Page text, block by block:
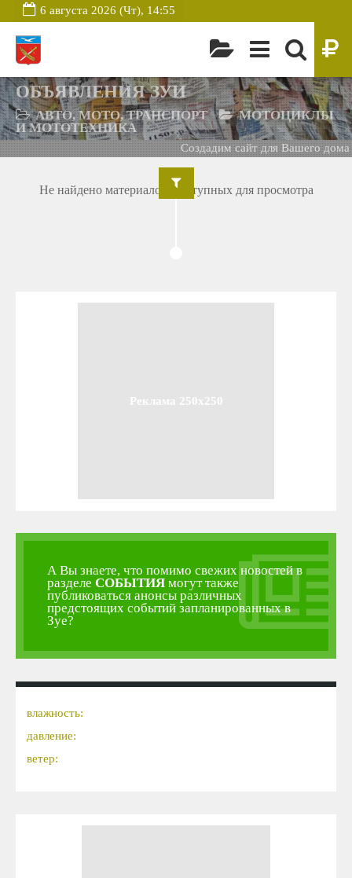
6 августа 2026 (Чт), 14:55
ОБЪЯВЛЕНИЯ ЗУИ
АВТО, МОТО, ТРАНСПОРТ
МОТОЦИКЛЫ
И МОТОТЕХНИКА
Создадим сайт для Вашего дома
Не найдено материалов, доступных для просмотра
Реклама 250x250
А Вы знаете, что помимо свежих новостей в
разделе СОБЫТИЯ могут также
публиковаться анонсы различных
предстоящих событий запланированных в
Зуе?
влажность:
давление:
ветер: